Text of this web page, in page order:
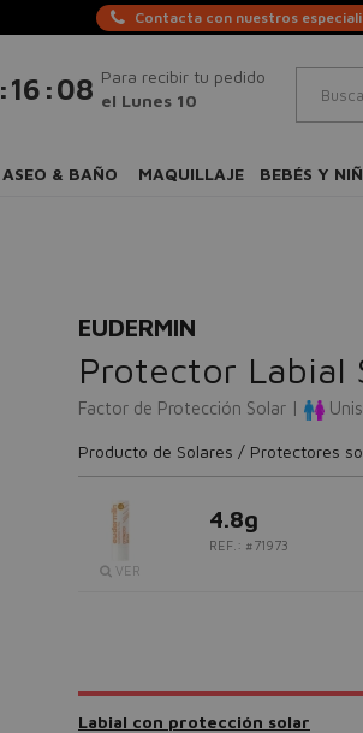
Contacta con nuestros
:16 :07 Para recibir tu pedido
el Lunes 10
ASEO & BAÑO MAQUILLAJE BEBÉS Y
EUDERMIN
Protector Labial
Factor de Protección Solar |
Producto de Solares / Protectores
VER
4.8g
REF.: #71973
Labial con protección solar